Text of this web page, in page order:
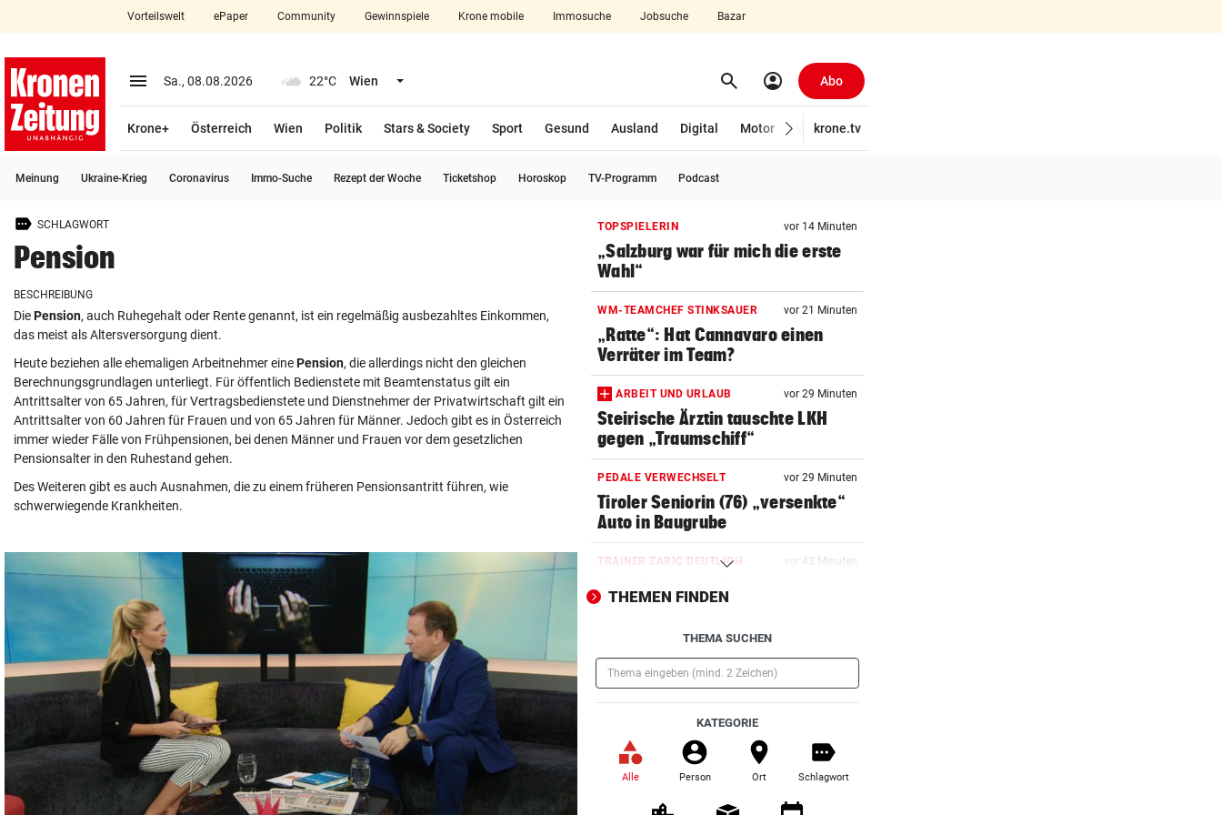
closeSchließen
account_circle Anmelden
arrow_right
bookmark Merkliste
search
eingeben
© Krone Multimedia GmbH & Co KG 2026
Muthgasse 2, 1190 Wien
Vorteilswelt ePaper Community Gewinnspiele Krone mobile Immosuche Jobsuche Bazar
menu Menü aufklappen
Sa., 08.08.2026 22°C Wien Menü aufklappen search Suchen
account_circle Abo
Krone+ Österreich Wien Politik Stars & Society Sport Gesund Ausland Digital Motor Wirtschaft
krone.tv
Meinung Ukraine-Krieg Coronavirus Immo-Suche Rezept der Woche Ticketshop Horoskop TV-Programm Podcast
SCHLAGWORT
Pension
BESCHREIBUNG
DiePension, auch Ruhegehalt oder Rente genannt, ist ein regelmäßig ausbezahltes Einkommen,
das meist als Altersversorgung dient.
Heute beziehen alle ehemaligen Arbeitnehmer einePension, die allerdings nicht den gleichen
Berechnungsgrundlagen unterliegt. Für öffentlich Bedienstete mit Beamtenstatus gilt ein
Antrittsalter von 65 Jahren, für Vertragsbedienstete und Dienstnehmer der Privatwirtschaft gilt ein
Antrittsalter von 60 Jahren für Frauen und von 65 Jahren für Männer. Jedoch gibt es in Österreich
immer wieder Fälle von Frühpensionen, bei denen Männer und Frauen vor dem gesetzlichen
Pensionsalter in den Ruhestand gehen.
Des Weiteren gibt es auch Ausnahmen, die zu einem früheren Pensionsantritt führen, wie
schwerwiegende Krankheiten.
TOPSPIELERIN vor 14 Minuten
„Salzburg war für mich die erste
Wahl“
WM-TEAMCHEF STINKSAUER vor 21 Minuten
„Ratte“: Hat Cannavaro einen
Verräter im Team?
ARBEIT UND URLAUB vor 29 Minuten
Steirische Ärztin tauschte LKH
gegen „Traumschiff“
PEDALE VERWECHSELT vor 29 Minuten
Tiroler Seniorin (76) „versenkte“
Auto in Baugrube
TRAINER ZARIC DEUTLICH vor 43 Minuten
Trotz 3:1 gegen WSG bleibt
Altachern ein Problem
FÄHIGKEITEN BEDENKLICH
Sorge um Sicherheit: OpenAI
muss neue KI einhegen
WARTEN AUF DEN SIEG?
GAK-Heimstart: „Qualität ist eine
ganz andere!“
500 STATT FÜNF EURO vor einer Stunde
THEMEN FINDEN
THEMA SUCHEN
KATEGORIE
Alle Person Ort Schlagwort